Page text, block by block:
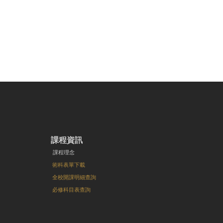
課程資訊
課程理念
術科表單下載
全校開課明細查詢
必修科目表查詢